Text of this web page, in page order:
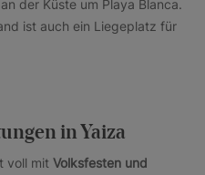
der Küste um Playa Blanca.
ist auch ein Liegeplatz für
in Yaiza
voll mit Volksfesten und